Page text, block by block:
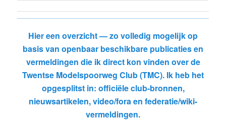
Hier een overzicht — zo volledig mogelijk op
basis van openbaar beschikbare publicaties en
vermeldingen die ik direct kon vinden over de
Twentse Modelspoorweg Club (TMC). Ik heb het
opgesplitst in: officiële club-bronnen,
nieuwsartikelen, video/fora en federatie/wiki-
vermeldingen.